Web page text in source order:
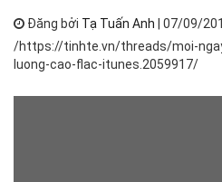
Đăng bởi Tạ Tuấn Anh | 07/09/
/https://tinhte.vn/threads/moi-
luong-cao-flac-itunes.2059917/